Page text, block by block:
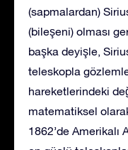
(sapmalardan)
(bileşeni) olması
başka deyişle,
teleskopla
hareketlerindeki
matematiksel
1862’de Amerikalı